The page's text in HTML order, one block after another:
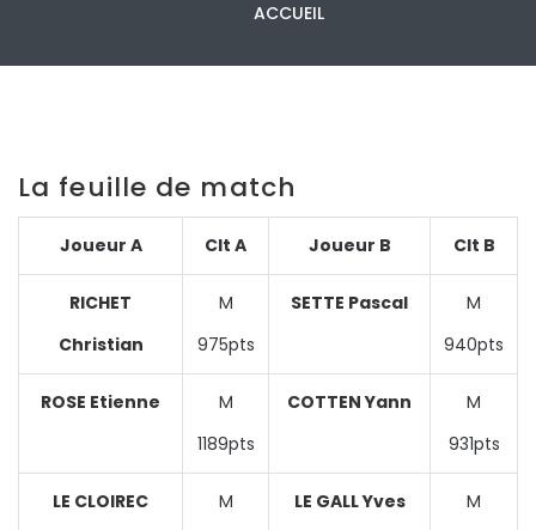
ACCUEIL
La feuille de match
Joueur A Clt A Joueur B Clt B
RICHET
Christian
M
975pts
SETTE Pascal
M
940pts
ROSE Etienne
M
1189pts
COTTEN Yann
M
931pts
LE CLOIREC
M
LE GALL Yves
M